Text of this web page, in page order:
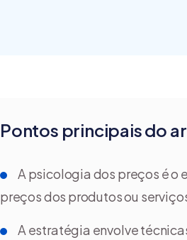
Pontos principais do
A psicologia dos preços é o
preços dos produtos ou
A estratégia envolve